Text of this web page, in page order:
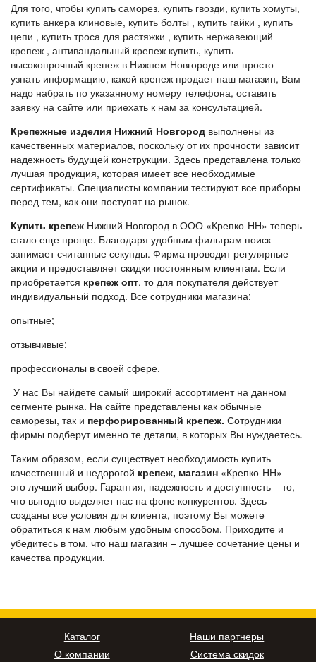
Для того, чтобы купить саморез, купить гвозди, купить хомуты,
купить анкера клиновые, купить болты , купить гайки , купить
цепи , купить троса для растяжки , купить нержавеющий
крепеж , антивандальный крепеж купить, купить
высокопрочный крепеж в Нижнем Новгороде или просто
узнать информацию, какой крепеж продает наш магазин, Вам
надо набрать по указанному номеру телефона, оставить
заявку на сайте или приехать к нам за консультацией.
Крепежные изделия Нижний Новгород выполнены из
качественных материалов, поскольку от их прочности зависит
надежность будущей конструкции. Здесь представлена только
лучшая продукция, которая имеет все необходимые
сертификаты. Специалисты компании тестируют все приборы
перед тем, как они поступят на рынок.
Купить крепеж Нижний Новгород в ООО «Крепко-НН» теперь
стало еще проще. Благодаря удобным фильтрам поиск
занимает считанные секунды. Фирма проводит регулярные
акции и предоставляет скидки постоянным клиентам. Если
приобретается крепеж опт, то для покупателя действует
индивидуальный подход. Все сотрудники магазина:
опытные;
отзывчивые;
профессионалы в своей сфере.
У нас Вы найдете самый широкий ассортимент на данном
сегменте рынка. На сайте представлены как обычные
саморезы, так и перфорированный крепеж. Сотрудники
фирмы подберут именно те детали, в которых Вы нуждаетесь.
Таким образом, если существует необходимость купить
качественный и недорогой крепеж, магазин «Крепко-НН» –
это лучший выбор. Гарантия, надежность и доступность – то,
что выгодно выделяет нас на фоне конкурентов. Здесь
созданы все условия для клиента, поэтому Вы можете
обратиться к нам любым удобным способом. Приходите и
убедитесь в том, что наш магазин – лучшее сочетание цены и
качества продукции.
Каталог
О компании
Наши партнеры
Система скидок